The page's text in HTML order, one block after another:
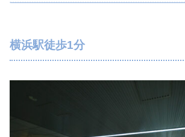
横浜駅徒歩1分